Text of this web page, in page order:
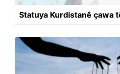
Statuya Kurdistanê çawa